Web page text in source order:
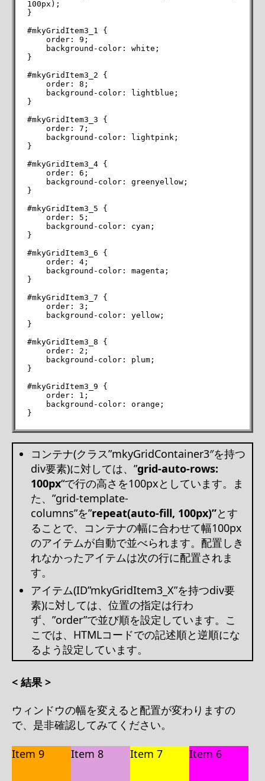
100px);
}
#mkyGridItem3_1 {
}
#mkyGridItem3_2 {
}
#mkyGridItem3_3 {
}
#mkyGridItem3_4 {
}
#mkyGridItem3_5 {
}
#mkyGridItem3_6 {
}
#mkyGridItem3_7 {
}
#mkyGridItem3_8 {
}
#mkyGridItem3_9 {
}
コンテナ(クラス”mkyGridContainer3″を持つ
div要素)に対しては、”grid-auto-rows:
100px“で行の高さを100pxとしています。ま
た、”grid-template-
columns”を”repeat(auto-fill, 100px)”とす
ることで、コンテナの幅に合わせて幅100px
のアイテムが自動で並べられます。配置しき
れなかったアイテムは次の行に配置されま
す。
アイテム(ID”mkyGridItem3_X”を持つdiv要
素)に対しては、位置の指定は行わ
ず、”order”で並び順を設定しています。こ
こでは、HTMLコードでの記述順と逆順にな
るよう設定しています。
< 結果 >
ウィンドウの幅を変えると配置が変わりますの
で、是非確認してみてください。
Item 6
Item 7
Item 8
Item 9